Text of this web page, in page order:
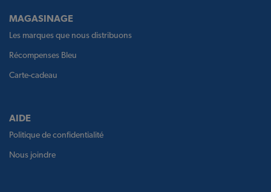
MAGASINAGE
Les marques que nous distribuons
Récompenses Bleu
Carte-cadeau
AIDE
Politique de confidentialité
Nous joindre